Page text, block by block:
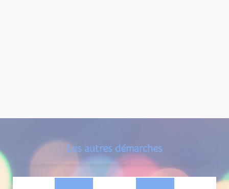
Les autres démarches